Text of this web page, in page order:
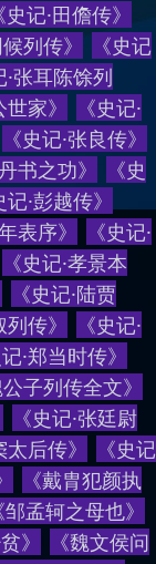
史记·田儋传》
候列传》 《史记
·张耳陈馀列
世家》 《史记·
《史记·张良传》
书之功》 《史
记·彭越传》
表序》 《史记·
《史记·孝景本
《史记·陆贾
列传》 《史记·
·郑当时传》
公子列传全文》
《史记·张廷尉
太后传》 《史记
《戴胄犯颜执
邹孟轲之母也》
》 《魏文侯问